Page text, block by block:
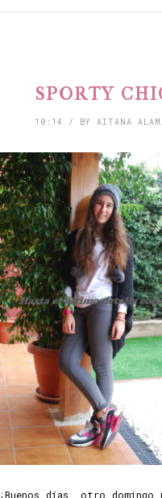
SPORTY
10:14 / BY AITANA
¡Buenos días, otro domingo